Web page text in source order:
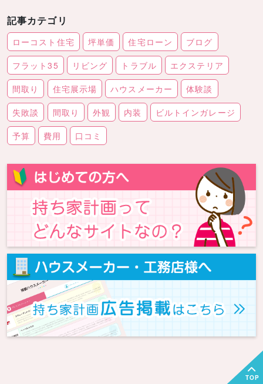
記事カテゴリ
ローコスト住宅 坪単価 住宅ローン
ブログ
フラット35
リビング トラブル
エクステリア
間取り
住宅展示場 ハウスメーカー
体験談
失敗談
間取り 外観 内装
ビルトインガレージ
予算
費用 口コミ
TOP